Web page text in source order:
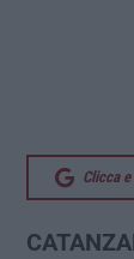
Clicca